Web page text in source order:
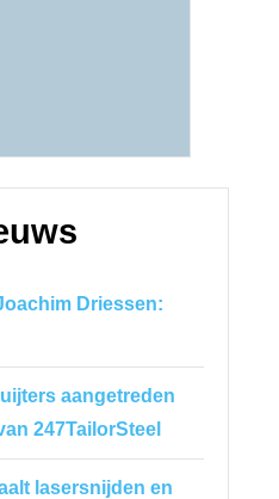
Driessen:
aangetreden
247TailorSteel
lasersnijden en